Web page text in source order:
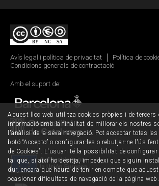
Avís legal i política de privacitat
Política de
Condicions generals de contractació
Amb el suport de:
Aquest lloc web utilitza cookies pròpies i de tercers
informació amb la finalitat de millorar els nostres
l'anàlisi de la seva navegació. Pot acceptar totes les
botó “Accepto” o configurar-les o rebutjar-ne l'ús
de Cookies”. L'usuari té la possibilitat de configurar
tal que, si així ho desitja, impedexi que siguin
dur, encara que haurà de tenir en compte que
ocasionar dificultats de navegació de la pàgina web.